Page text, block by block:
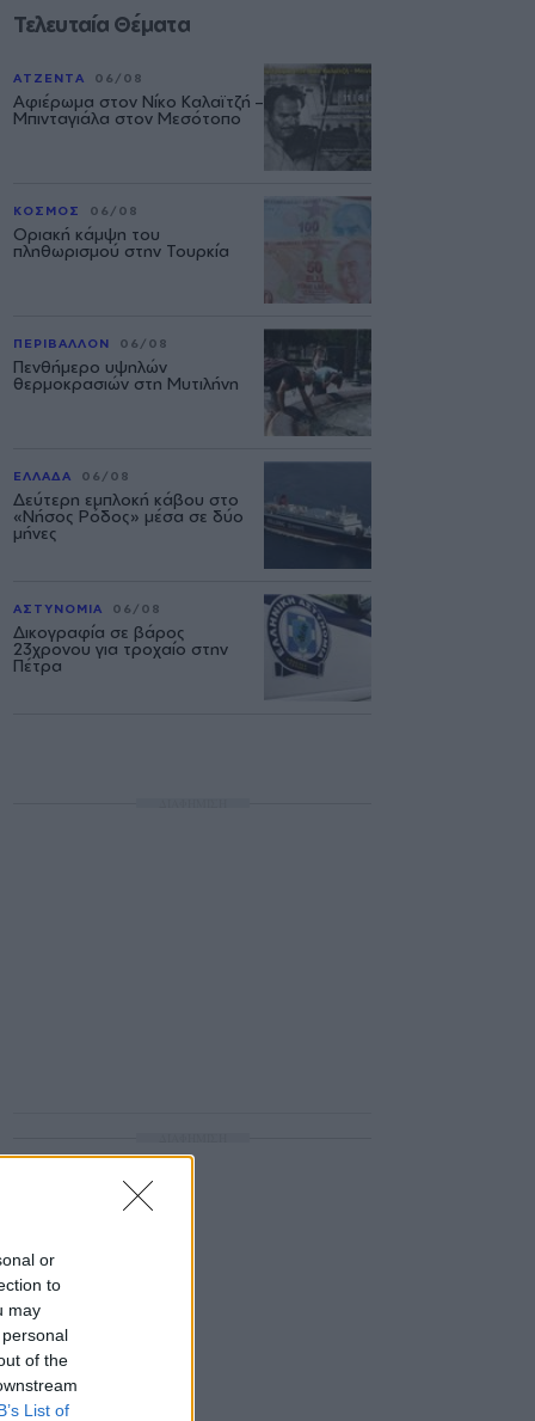
or
to
may
of the
List of
Τελευταία Θέματα
ΑΤΖΕΝΤΑ 06/08
Αφιέρωμα στον Νίκο Καλαϊτζή –
Μπινταγιάλα στον Μεσότοπο
ΚΟΣΜΟΣ 06/08
Οριακή κάμψη του
πληθωρισμού στην Τουρκία
ΠΕΡΙΒΑΛΛΟΝ 06/08
Πενθήμερο υψηλών
θερμοκρασιών στη Μυτιλήνη
ΕΛΛΑΔΑ 06/08
Δεύτερη εμπλοκή κάβου στο
«Νήσος Ρόδος» μέσα σε δύο
μήνες
ΑΣΤΥΝΟΜΙΑ 06/08
Δικογραφία σε βάρος
23χρονου για τροχαίο στην
Πέτρα